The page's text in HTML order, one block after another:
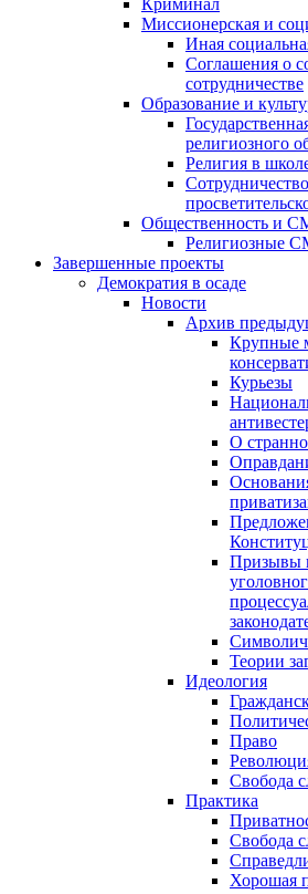
Криминал
Миссионерская и
Иная
Соглашения о
сотрудничестве
Образование и
религиозного
Религия в
Общественность и
Религиозные
Завершенные проекты
Демократия в осаде
Новости
Архив
Крупные
Курьезы
О
Призывы
Теории
Идеология
Право
Свобода
Практика
Свобода
Хорошая